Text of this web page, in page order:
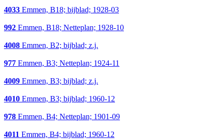
4033 Emmen, B18; bijblad; 1928-03
992 Emmen, B18; Netteplan; 1928-10
4008 Emmen, B2; bijblad; z.j.
977 Emmen, B3; Netteplan; 1924-11
4009 Emmen, B3; bijblad; z.j.
4010 Emmen, B3; bijblad; 1960-12
978 Emmen, B4; Netteplan; 1901-09
4011 Emmen, B4; bijblad; 1960-12